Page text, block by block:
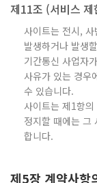
제11조 (서비스 제
사이트는 전시,
발생하거나 발생
기간통신 사업자
사유가 있는 경우
수 있습니다.
사이트는 제1항
정지할 때에는 그
합니다.
제5장 계약사항